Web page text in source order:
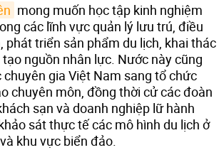
mong muốn học tập kinh nghiệm
các lĩnh vực quản lý lưu trú, điều
phát triển sản phẩm du lịch, khai thác
nguồn nhân lực. Nước này cũng
gia Việt Nam sang tổ chức
chuyên môn, đồng thời cử các đoàn
sạn và doanh nghiệp lữ hành
sát thực tế các mô hình du lịch ở
khu vực biển đảo.